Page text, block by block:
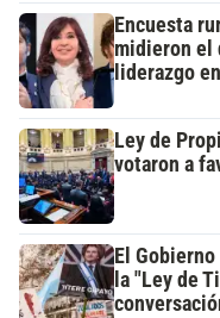
Encuesta
midieron el
liderazgo
Ley de
votaron a
El
la "Ley de